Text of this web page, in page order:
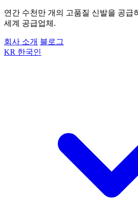
연간 수천만 개의 고품질 신발을 공급
세계 공급업체.
회사 소개 블로그
KR 한국인